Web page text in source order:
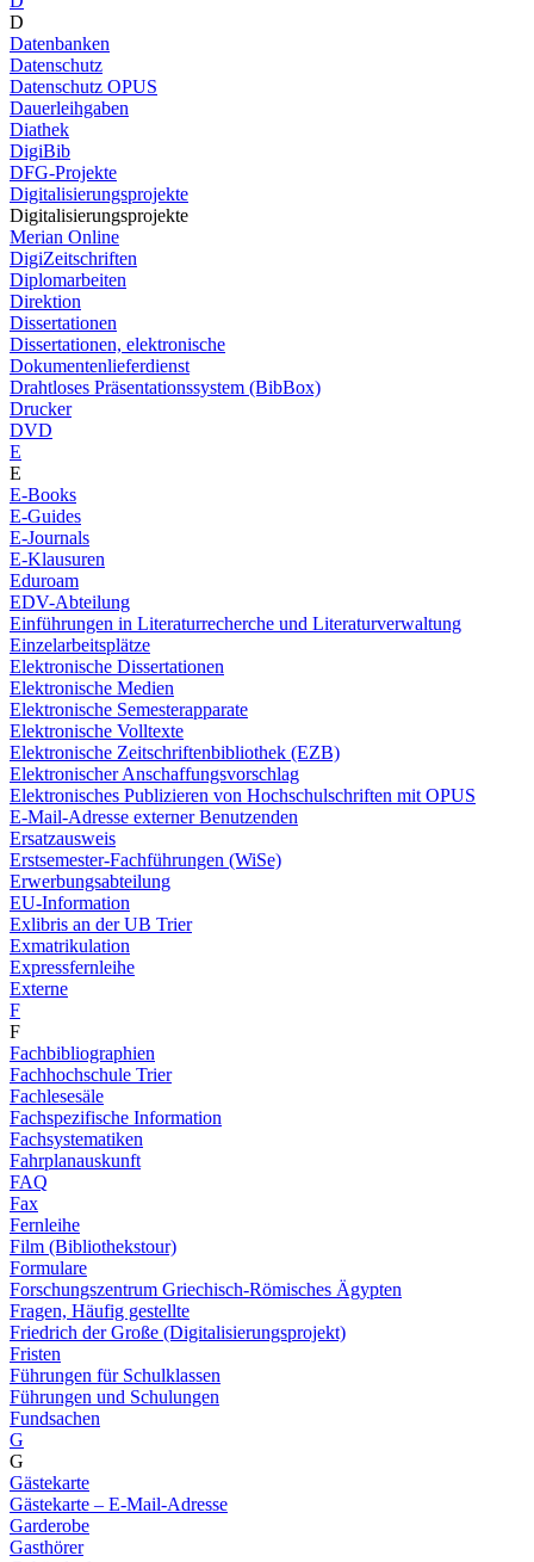
D
Datenbanken
Datenschutz
Datenschutz OPUS
Dauerleihgaben
Diathek
DigiBib
DFG-Projekte
Digitalisierungsprojekte
Digitalisierungsprojekte
Merian Online
DigiZeitschriften
Diplomarbeiten
Direktion
Dissertationen
Dissertationen, elektronische
Dokumentenlieferdienst
Drahtloses Präsentationssystem (BibBox)
Drucker
DVD
E
E
E-Books
E-Guides
E-Journals
E-Klausuren
Eduroam
EDV-Abteilung
Einführungen in Literaturrecherche und Literaturverwaltung
Einzelarbeitsplätze
Elektronische Dissertationen
Elektronische Medien
Elektronische Semesterapparate
Elektronische Volltexte
Elektronische Zeitschriftenbibliothek (EZB)
Elektronischer Anschaffungsvorschlag
Elektronisches Publizieren von Hochschulschriften mit OPUS
E-Mail-Adresse externer Benutzenden
Ersatzausweis
Erstsemester-Fachführungen (WiSe)
Erwerbungsabteilung
EU-Information
Exlibris an der UB Trier
Exmatrikulation
Expressfernleihe
Externe
F
F
Fachbibliographien
Fachhochschule Trier
Fachlesesäle
Fachspezifische Information
Fachsystematiken
Fahrplanauskunft
FAQ
Fax
Fernleihe
Film (Bibliothekstour)
Formulare
Forschungszentrum Griechisch-Römisches Ägypten
Fragen, Häufig gestellte
Friedrich der Große (Digitalisierungsprojekt)
Fristen
Führungen für Schulklassen
Führungen und Schulungen
Fundsachen
G
G
Gästekarte
Gästekarte – E-Mail-Adresse
Garderobe
Gasthörer